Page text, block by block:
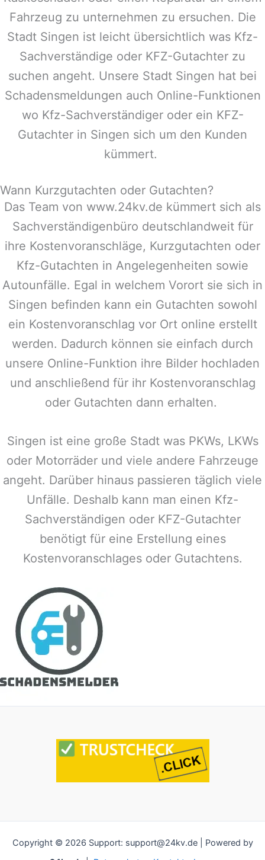
Fahrzeug zu unternehmen zu ersuchen. Die
Stadt Singen ist leicht übersichtlich was Kfz-
Sachverständige oder KFZ-Gutachter zu
suchen angeht. Unsere Stadt Singen hat bei
Schadensmeldungen auch Online-Funktionen
wo Kfz-Sachverständiger oder ein KFZ-
Gutachter in Singen sich um den Kunden
kümmert.
Wann Kurzgutachten oder Gutachten?
Das Team von www.24kv.de kümmert sich als
Sachverständigenbüro deutschlandweit für
ihre Kostenvoranschläge, Kurzgutachten oder
Kfz-Gutachten in Angelegenheiten sowie
Autounfälle. Egal in welchem Vorort sie sich in
Singen befinden kann ein Gutachten sowohl
ein Kostenvoranschlag vor Ort online erstellt
werden. Dadurch können sie einfach durch
unsere Online-Funktion ihre Bilder hochladen
und anschließend für ihr Kostenvoranschlag
oder Gutachten dann erhalten.
Singen ist eine große Stadt was PKWs, LKWs
oder Motorräder und viele andere Fahrzeuge
angeht. Darüber hinaus passieren täglich viele
Unfälle. Deshalb kann man einen Kfz-
Sachverständigen oder KFZ-Gutachter
benötigt für eine Erstellung eines
Kostenvoranschlages oder Gutachtens.
Copyright © 2026 Support: support@24kv.de | Powered by